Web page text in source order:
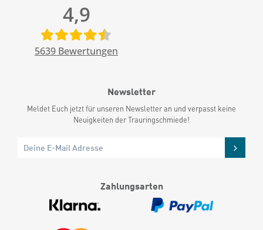
4,9
5639 Bewertungen
Newsletter
Meldet Euch jetzt für unseren Newsletter an und verpasst keine
Neuigkeiten der Trauringschmiede!
Zahlungsarten